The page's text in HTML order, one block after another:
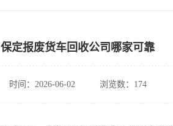
保定报废货车回收公司哪家可靠
时间：2026-06-02 浏览数：174